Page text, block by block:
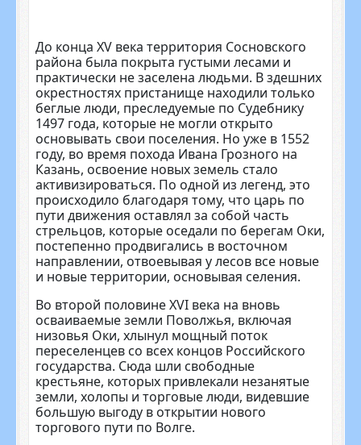
До конца XV века территория Сосновского
района была покрыта гу­стыми лесами и
практически не за­селена людьми. В здешних
окрест­ностях пристанище находили толь­ко
беглые люди, преследуемые по Судебнику
1497 года, которые не могли открыто
основывать свои по­селения. Но уже в 1552
году, во вре­мя похода Ивана Грозного на
Казань, освоение новых земель стало
активизироваться. По одной из ле­генд, это
происходило благодаря тому, что царь по
пути движения ос­тавлял за собой часть
стрельцов, ко­торые оседали по берегам Оки,
по­степенно продвигались в восточном
направлении, отвоевывая у лесов все новые
и новые территории, ос­новывая селения.
Во второй половине XVI века на вновь
осваиваемые земли Повол­жья, включая
низовья Оки, хлынул мощный поток
переселенцев со всех концов Российского
государства. Сюда шли свободные
крестьяне, которых привлекали незанятые
земли, холопы и торговые люди, ви­девшие
большую выгоду в открытии нового
торгового пути по Волге.